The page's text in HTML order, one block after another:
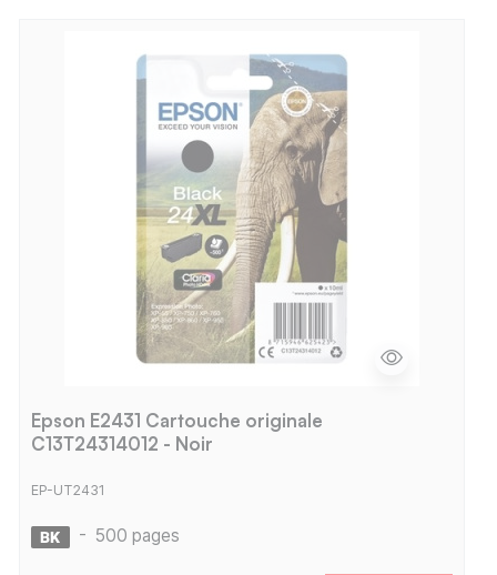
Epson E2431 Cartouche originale
C13T24314012 - Noir
EP-UT2431
- 500 pages